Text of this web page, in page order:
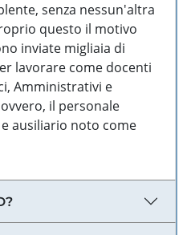
senza nessun'altra
questo il motivo
inviate migliaia di
lavorare come docenti
Amministrativi e
il personale
ausiliario noto come